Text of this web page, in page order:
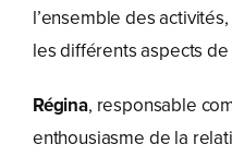
l’ensemble des
les différents aspects
Régina, responsable
enthousiasme de la